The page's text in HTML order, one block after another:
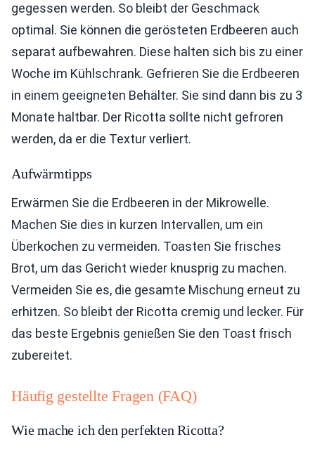
gegessen werden. So bleibt der Geschmack
optimal. Sie können die gerösteten Erdbeeren auch
separat aufbewahren. Diese halten sich bis zu einer
Woche im Kühlschrank. Gefrieren Sie die Erdbeeren
in einem geeigneten Behälter. Sie sind dann bis zu 3
Monate haltbar. Der Ricotta sollte nicht gefroren
werden, da er die Textur verliert.
Aufwärmtipps
Erwärmen Sie die Erdbeeren in der Mikrowelle.
Machen Sie dies in kurzen Intervallen, um ein
Überkochen zu vermeiden. Toasten Sie frisches
Brot, um das Gericht wieder knusprig zu machen.
Vermeiden Sie es, die gesamte Mischung erneut zu
erhitzen. So bleibt der Ricotta cremig und lecker. Für
das beste Ergebnis genießen Sie den Toast frisch
zubereitet.
Häufig gestellte Fragen (FAQ)
Wie mache ich den perfekten Ricotta?